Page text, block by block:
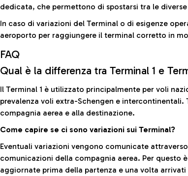
dedicata, che permettono di spostarsi tra le
In caso di variazioni del Terminal o di esigenze
aeroporto per raggiungere il terminal corretto in
FAQ
Qual è la differenza tra Terminal 1 e
Il Terminal 1 è utilizzato principalmente per voli
prevalenza voli extra-Schengen e intercontinentali.
compagnia aerea e alla destinazione.
Come capire se ci sono variazioni sui Terminal?
Eventuali variazioni vengono comunicate
comunicazioni della compagnia aerea. Per questo
aggiornate prima della partenza e una volta